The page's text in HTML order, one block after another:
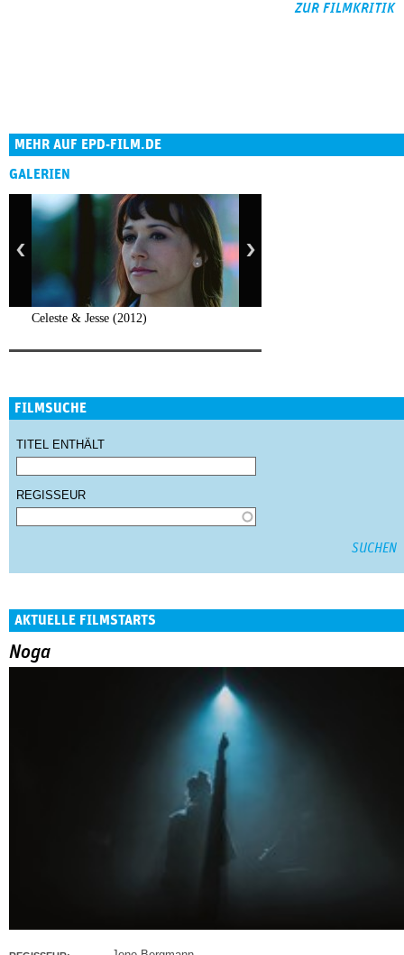
ZUR FILMKRITIK
MEHR AUF EPD-FILM.DE
GALERIEN
Celeste & Jesse (2012)
FILMSUCHE
TITEL ENTHÄLT
REGISSEUR
AKTUELLE FILMSTARTS
Noga